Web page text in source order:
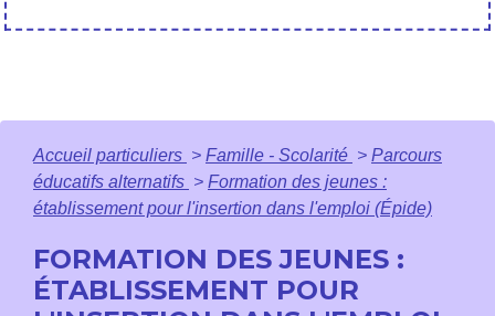
Accueil particuliers > Famille - Scolarité > Parcours
éducatifs alternatifs > Formation des jeunes :
établissement pour l'insertion dans l'emploi (Épide)
FORMATION DES JEUNES :
ÉTABLISSEMENT POUR